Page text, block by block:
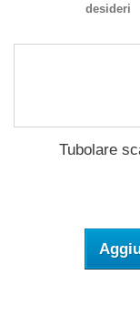
desideri
Tubolare